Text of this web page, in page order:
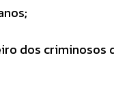
dos criminosos